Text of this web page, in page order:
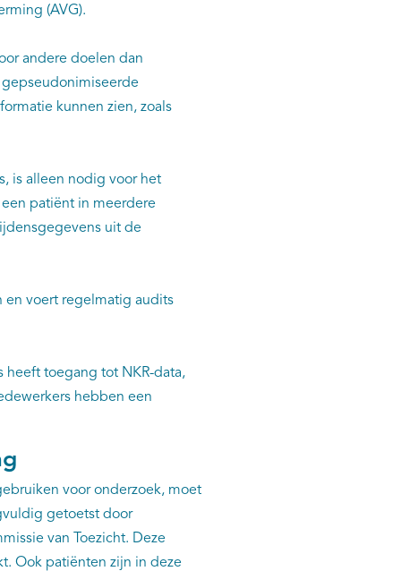
(AVG).
andere doelen dan
kunnen zien, zoals
is alleen nodig voor het
patiënt in meerdere
uit de
en voert regelmatig audits
toegang tot NKR-data,
hebben een
voor onderzoek, moet
getoetst door
van Toezicht. Deze
Ook patiënten zijn in deze